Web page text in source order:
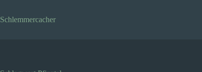
springen
Schlemmercacher